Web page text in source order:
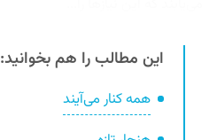
این مطالب را هم بخوانید:
همه کنار می‌آیند